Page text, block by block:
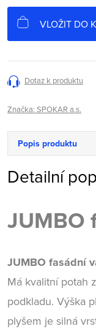
cena:
VLOŽIT DO
Dotaz k produktu
Značka: SPOKAR a.s.
Popis produktu
Detailní
JUMBO
JUMBO fasádní
Má kvalitní potah
podkladu. Výška
plyšem je silná